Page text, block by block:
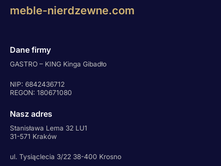
meble-nierdzewne.com
Dane firmy
GASTRO – KING Kinga Gibadło
NIP: 6842436712
REGON: 180671080
Nasz adres
Stanisława Lema 32 LU1
31-571 Kraków
ul. Tysiąclecia 3/22 38-400 Krosno